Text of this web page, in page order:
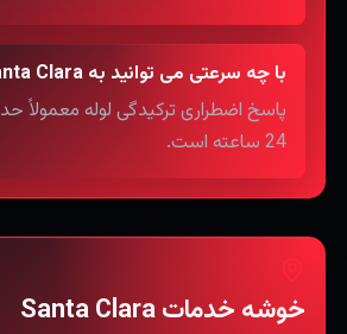
با چه سرعتی می توانید به Santa Clara برسید؟
24 ساعته است.
خوشه خدمات Santa Clara